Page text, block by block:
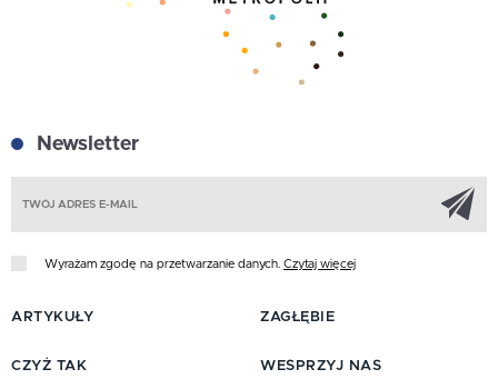
Newsletter
Wyrażam zgodę na przetwarzanie danych. Czytaj więcej
ARTYKUŁY
CZYŻ TAK
ZAGŁĘBIE
WESPRZYJ NAS